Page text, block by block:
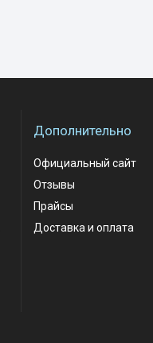
Дополнительно
Официальный сайт
Отзывы
Прайсы
Доставка и оплата